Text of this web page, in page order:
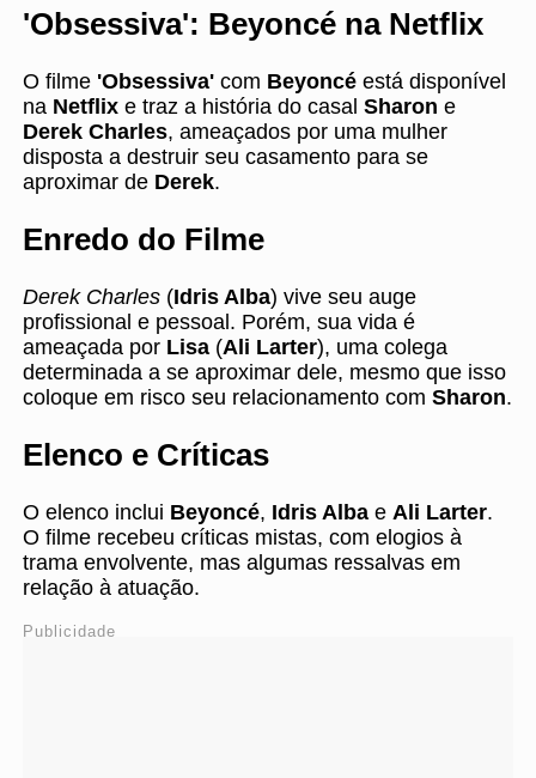
'Obsessiva': Beyoncé na Netflix
O filme 'Obsessiva' com Beyoncé está disponível
na Netflix e traz a história do casal Sharon e
Derek Charles, ameaçados por uma mulher
disposta a destruir seu casamento para se
aproximar de Derek.
Enredo do Filme
Derek Charles (Idris Alba) vive seu auge
profissional e pessoal. Porém, sua vida é
ameaçada por Lisa (Ali Larter), uma colega
determinada a se aproximar dele, mesmo que isso
coloque em risco seu relacionamento com Sharon.
Elenco e Críticas
O elenco inclui Beyoncé, Idris Alba e Ali Larter.
O filme recebeu críticas mistas, com elogios à
trama envolvente, mas algumas ressalvas em
relação à atuação.
Publicidade